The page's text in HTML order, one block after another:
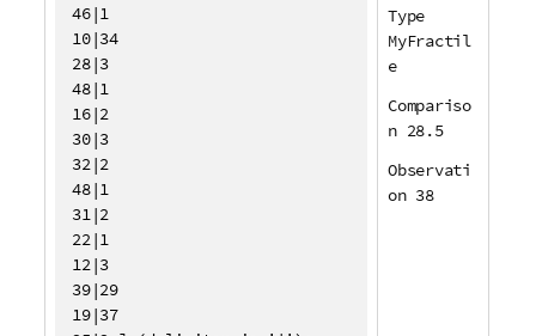
46|1
10|34
28|3
48|1
16|2
30|3
32|2
48|1
31|2
22|1
12|3
39|29
19|37
Type
MyFractil
e
Compariso
n 28.5
Observati
on 38